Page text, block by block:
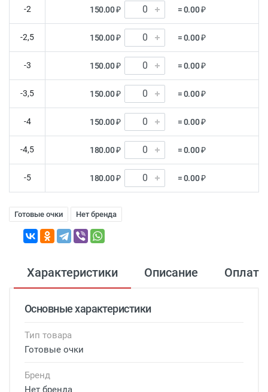
-2 150.00 ₽ = 0.00 ₽
-2,5 150.00 ₽ = 0.00 ₽
-3 150.00 ₽ = 0.00 ₽
-3,5 150.00 ₽ = 0.00 ₽
-4 150.00 ₽ = 0.00 ₽
-4,5 180.00 ₽ = 0.00 ₽
-5 180.00 ₽ = 0.00 ₽
Готовые очки Нет бренда
Характеристики Описание Оплата
Основные характеристики
Тип товара
Готовые очки
Бренд
Нет бренда